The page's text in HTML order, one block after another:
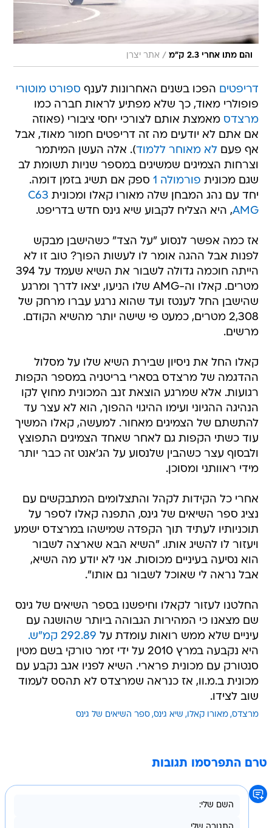
והם מתו אחרי 2.3 ק"מ / אתר יצרן
דריפטים הפכו בשנים האחרונות לענף ספורט מוטורי
פופולרי מאוד, כך שלא מפתיע לראות חברה כמו
מרצדס מאמצת אותם לצורכי יחסי ציבורי (פאוזה 
אם אתם לא יודעים מה זה דריפטים חמור מאוד, אבל
אף פעםלא מאוחר ללמוד). אלה העשן המיתמר
וצרחות הצמיגים שמשיגים במספר שניות תשומת לב
שגם מכונית פורמולה 1
ספק אם תשיג בזמן דומה.
יחד עם נהג המבחן שלה מאורו קאלו ומכונית C63
AMG, היא הצליח לקבוע שיא גינס חדש בדריפט.
אז כמה אפשר לנסוע "על הצד" כשהישבן מבקש
לפנות אבל ההגה אומר לו לעשות הפוך? טוב זו לא
הייתה חוכמה גדולה לשבור את השיא שעמד על 394
מטרים. קאלו וה-AMG שלו הניעו, יצאו לדרך ומרגע
שהישבן החל לענטז ועד שהוא נרגע עברו מרחק של
2,308 מטרים, כמעט פי שישה יותר מהשיא הקודם.
מרשים.
קאלו החל את ניסיון שבירת השיא שלו על מסלול
ההדגמה של מרצדס בסארי בריטניה במספר הקפות
רגועות. אלא שמרגע הוצאת זנב המכונית מחוץ לקו
הנהיגה ההגיוני ועימו ההיגוי ההפוך, הוא לא עצר עד
להתשתם של הצמיגים מאחור. למעשה, קאלו המשיך
עוד כשתי הקפות גם לאחר שאחד הצמיגים התפוצץ
ולבסוף עצר כשהבין שלנסוע על הג'אנט זה כבר יותר
מידי ראוותני ומסוכן.
אחרי כל הקידות לקהל והתצלומים המתבקשים עם
נציג ספר השיאים של גינס, התפנה קאלו לספר על
תוכניותיו לעתיד תוך הקפדה שמישהו במרצדס ישמע
ויעזור לו להשיג אותו. "השיא הבא שארצה לשבור
הוא נסיעה בעיניים מכוסות. אני לא יודע מה השיא,
אבל נראה לי שאוכל לשבור גם אותו".
החלטנו לעזור לקאלו וחיפשנו בספר השיאים של גינס
שם מצאנו כי המהירות הגבוהה ביותר שהושגה עם
עיניים שלא ממש רואות עומדת על 292.89 קמ"ש.
היא נקבעה במרץ 2010 על ידי זמר טורקי בשם מטין
סנטורק עם מכונית פרארי. השיא לפניו אגב נקבע עם
מכונית ב.מ.וו, אז כנראה שמרצדס לא תהסס לעמוד
שוב לצידו.
מרצדס מאורו קאלו שיא גינס ספר השיאים של גינס
טרם התפרסמו תגובות